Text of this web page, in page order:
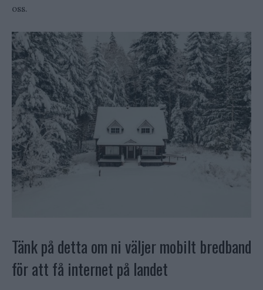
oss.
Tänk på detta om ni väljer mobilt bredband
för att få internet på landet